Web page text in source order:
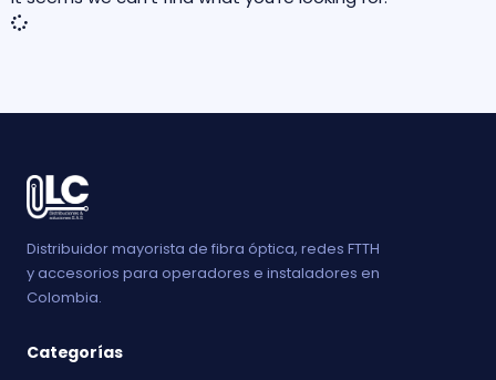
Distribuidor mayorista de fibra óptica, redes FTTH
y accesorios para operadores e instaladores en
Colombia.
Categorías